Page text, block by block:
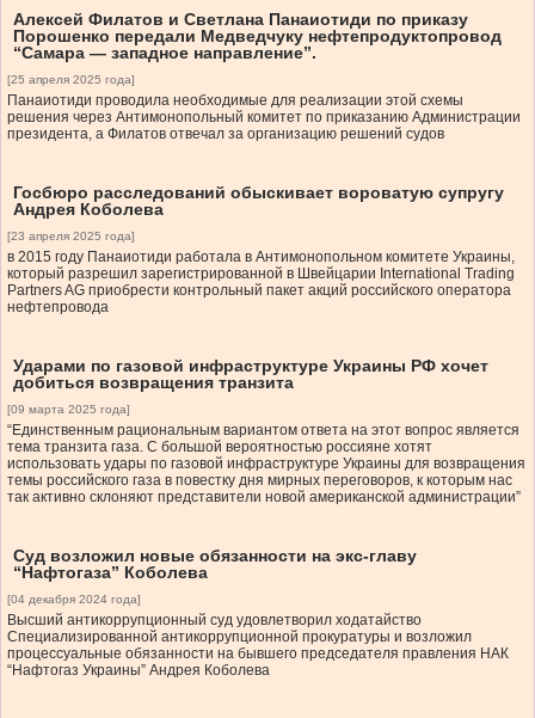
Алексей Филатов и Светлана Панаиотиди по приказу
Порошенко передали Медведчуку нефтепродуктопровод
“Самара — западное направление”.
[25 апреля 2025 года]
Панаиотиди проводила необходимые для реализации этой схемы
решения через Антимонопольный комитет по приказанию Администрации
президента, а Филатов отвечал за организацию решений судов
Госбюро расследований обыскивает вороватую супругу
Андрея Коболева
[23 апреля 2025 года]
в 2015 году Панаиотиди работала в Антимонопольном комитете Украины,
который разрешил зарегистрированной в Швейцарии International Trading
Partners AG приобрести контрольный пакет акций российского оператора
нефтепровода
Ударами по газовой инфраструктуре Украины РФ хочет
добиться возвращения транзита
[09 марта 2025 года]
“Единственным рациональным вариантом ответа на этот вопрос является
тема транзита газа. С большой вероятностью россияне хотят
использовать удары по газовой инфраструктуре Украины для возвращения
темы российского газа в повестку дня мирных переговоров, к которым нас
так активно склоняют представители новой американской администрации”
Суд возложил новые обязанности на экс-главу
“Нафтогаза” Коболева
[04 декабря 2024 года]
Высший антикоррупционный суд удовлетворил ходатайство
Специализированной антикоррупционной прокуратуры и возложил
процессуальные обязанности на бывшего председателя правления НАК
“Нафтогаз Украины” Андрея Коболева